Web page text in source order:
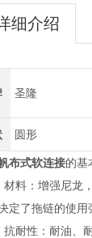
细介绍
圣隆
圆形
布式软连接的基
材料：增强尼
定了拖链的使
抗耐性：耐油、